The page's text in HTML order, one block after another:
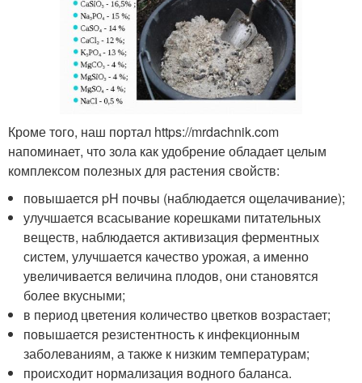
Кроме того, наш портал https://mrdachnik.com
напоминает, что зола как удобрение обладает целым
комплексом полезных для растения свойств:
повышается pH почвы (наблюдается ощелачивание);
улучшается всасывание корешками питательных
веществ, наблюдается активизация ферментных
систем, улучшается качество урожая, а именно
увеличивается величина плодов, они становятся
более вкусными;
в период цветения количество цветков возрастает;
повышается резистентность к инфекционным
заболеваниям, а также к низким температурам;
происходит нормализация водного баланса.